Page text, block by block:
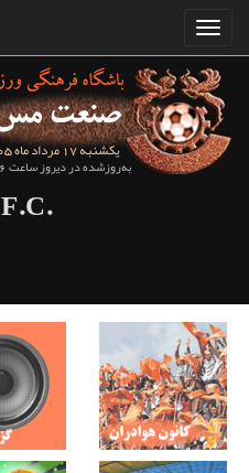
یکشنبه 17 مرداد ماه 1405
به‌روزشده در دیروز ساعت 10:06
F.C.